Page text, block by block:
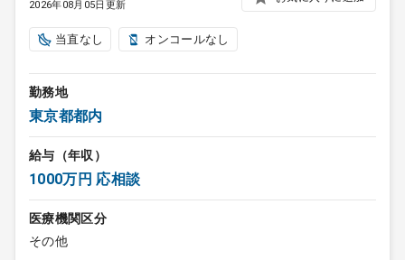
2026年08月05日更新
当直なし オンコールなし
勤務地
東京都都内
給与（年収）
1000万円 応相談
医療機関区分
その他